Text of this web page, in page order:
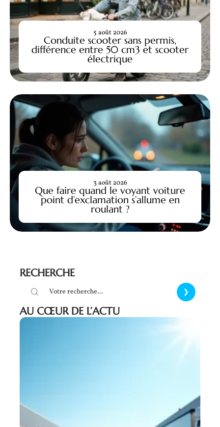
Conduite scooter sans permis,
différence entre 50 cm3 et scooter
électrique
5 août 2026
Que faire quand le voyant voiture
point d’exclamation s’allume en
roulant ?
3 août 2026
RECHERCHE
AU CŒUR DE L’ACTU